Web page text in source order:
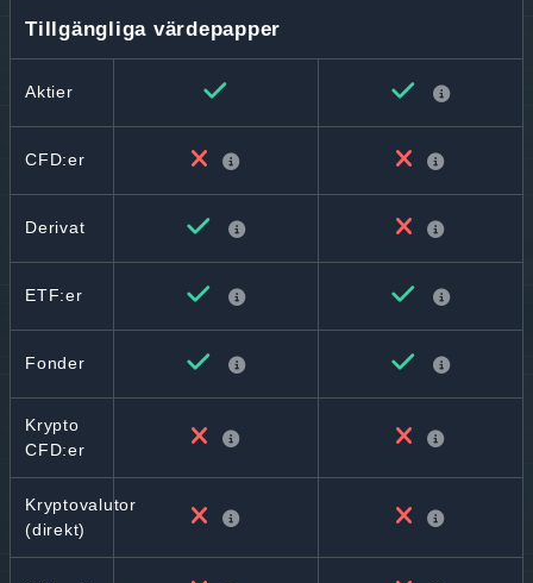
Tillgängliga värdepapper
Aktier
CFD:er
Derivat
ETF:er
Fonder
Krypto
CFD:er
Kryptovalutor
(direkt)